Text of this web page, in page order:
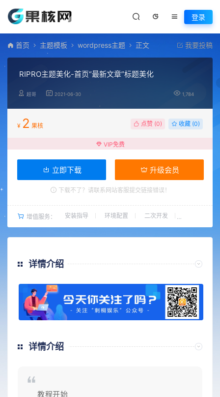
登录
首页 主题模板 wordpress主题 正文 我要投稿
RIPRO主题美化-首页“最新文章”标题美化
超哥 2021-06-30 1,784
¥ 2 果核 点赞 (0) 收藏 (0)
VIP免费
立即下载 升级会员
下载不了？请联系网站客服提交链接错误！
增值服务： 安装指导 环境配置 二次开发
详情介绍
详情介绍
教程开始